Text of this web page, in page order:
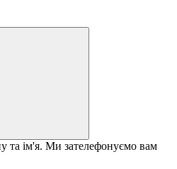
та ім'я. Ми зателефонуємо вам